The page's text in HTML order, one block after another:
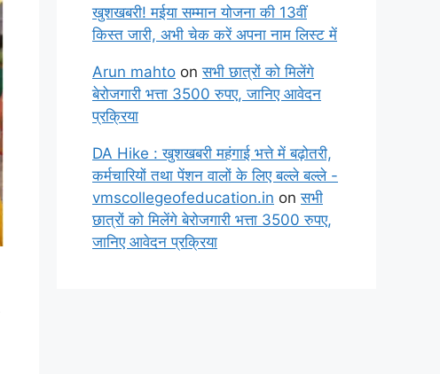
खुशखबरी! मईया सम्मान योजना की 13वीं
किस्त जारी, अभी चेक करें अपना नाम लिस्ट में
Arun mahto onसभी छात्रों को मिलेंगे
बेरोजगारी भत्ता 3500 रुपए, जानिए आवेदन
प्रक्रिया
DA Hike : खुशखबरी महंगाई भत्ते में बढ़ोतरी,
कर्मचारियों तथा पेंशन वालों के लिए बल्ले बल्ले -
vmscollegeofeducation.in onसभी
छात्रों को मिलेंगे बेरोजगारी भत्ता 3500 रुपए,
जानिए आवेदन प्रक्रिया